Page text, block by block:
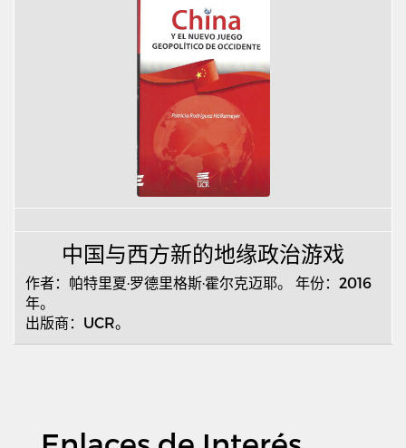
中国与西方新的地缘政治游戏
作者：帕特里夏·罗德里格斯·霍尔克迈耶。 年份： 2016
年。
出版商： UCR。